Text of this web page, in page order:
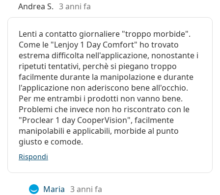
Andrea S. 3 anni fa
Lenti a contatto giornaliere "troppo morbide".
Come le "Lenjoy 1 Day Comfort" ho trovato
estrema difficolta nell'applicazione, nonostante i
ripetuti tentativi, perchè si piegano troppo
facilmente durante la manipolazione e durante
l'applicazione non aderiscono bene all'occhio.
Per me entrambi i prodotti non vanno bene.
Problemi che invece non ho riscontrato con le
"Proclear 1 day CooperVision", facilmente
manipolabili e applicabili, morbide al punto
giusto e comode.
Rispondi
Maria 3 anni fa